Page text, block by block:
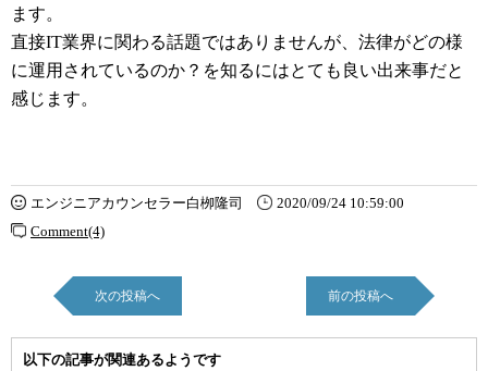
ます。
直接IT業界に関わる話題ではありませんが、法律がどの様
に運用されているのか？を知るにはとても良い出来事だと
感じます。
エンジニアカウンセラー白栁隆司
2020/09/24 10:59:00
Comment(4)
次の投稿へ 前の投稿へ
以下の記事が関連あるようです